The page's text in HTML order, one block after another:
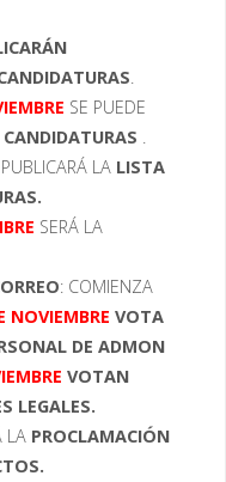
SE PUEDE
LA LISTA
SERÁ LA
: COMIENZA
NOVIEMBRE VOTA
DE ADMON
VOTAN
LEGALES.
LA PROCLAMACIÓN